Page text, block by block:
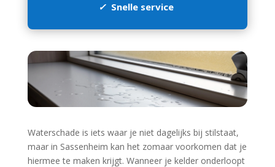
✓ Snelle service
Waterschade is iets waar je niet dagelijks bij stilstaat,
maar in Sassenheim kan het zomaar voorkomen dat je
hiermee te maken krijgt.​ Wanneer je kelder onderloopt